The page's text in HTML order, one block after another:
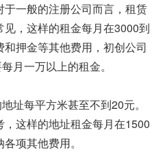
一般的注册公司而言，租赁
，这样的租金每月在3000到
押金等其他费用，初创公司
月一万以上的租金。
址每平方米甚至不到20元。
这样的地址租金每月在1500
项其他费用。